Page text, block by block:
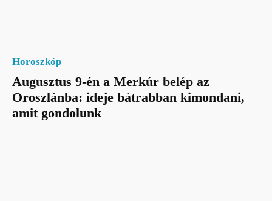
Horoszkóp
Augusztus 9-én a Merkúr belép az
Oroszlánba: ideje bátrabban kimondani,
amit gondolunk